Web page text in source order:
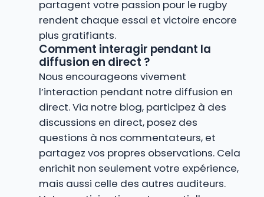
partagent votre passion pour le rugby
rendent chaque essai et victoire encore
plus gratifiants.
Comment interagir pendant la
diffusion en direct ?
Nous encourageons vivement
l’interaction pendant notre diffusion en
direct. Via notre blog, participez à des
discussions en direct, posez des
questions à nos commentateurs, et
partagez vos propres observations. Cela
enrichit non seulement votre expérience,
mais aussi celle des autres auditeurs.